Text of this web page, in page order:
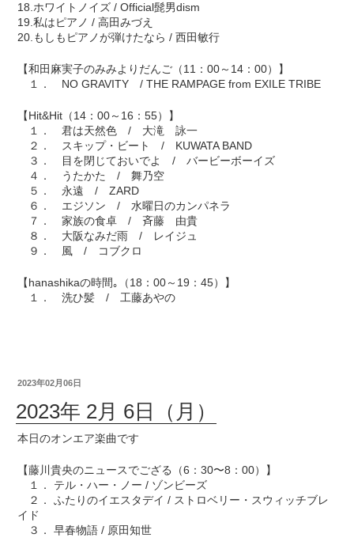
18.ホワイトノイズ / Official髭男dism
19.私はピアノ / 高田みづえ
20.もしもピアノが弾けたなら / 西田敏行
【和田麻実子のみみよりだんご（11：00～14：00）】
１． NO GRAVITY / THE RAMPAGE from EXILE TRIBE
【Hit&Hit（14：00～16：55）】
１． 君は天然色 / 大滝 詠一
２． スキップ・ビート / KUWATA BAND
３． 目を閉じておいでよ / バービーボーイズ
４． うたかた / 舞乃空
５． 永遠 / ZARD
６． エジソン / 水曜日のカンパネラ
７． 家族の食卓 / 斉藤 由貴
８． 大阪なみだ雨 / レイジュ
９． 風 / コブクロ
【hanashikaの時間｡（18：00～19：45）】
１． 洗ひ髪 / 工藤あやの
2023年02月06日
2023年 2月 6日（月）
本日のオンエア楽曲です
【藤川貴央のニュースでござる（6：30〜8：00）】
１． テル・ハー・ノー / ゾンビーズ
２． ふたりのイエスタデイ / ストロベリー・スウィッチブレ
イド
３． 早春物語 / 原田知世